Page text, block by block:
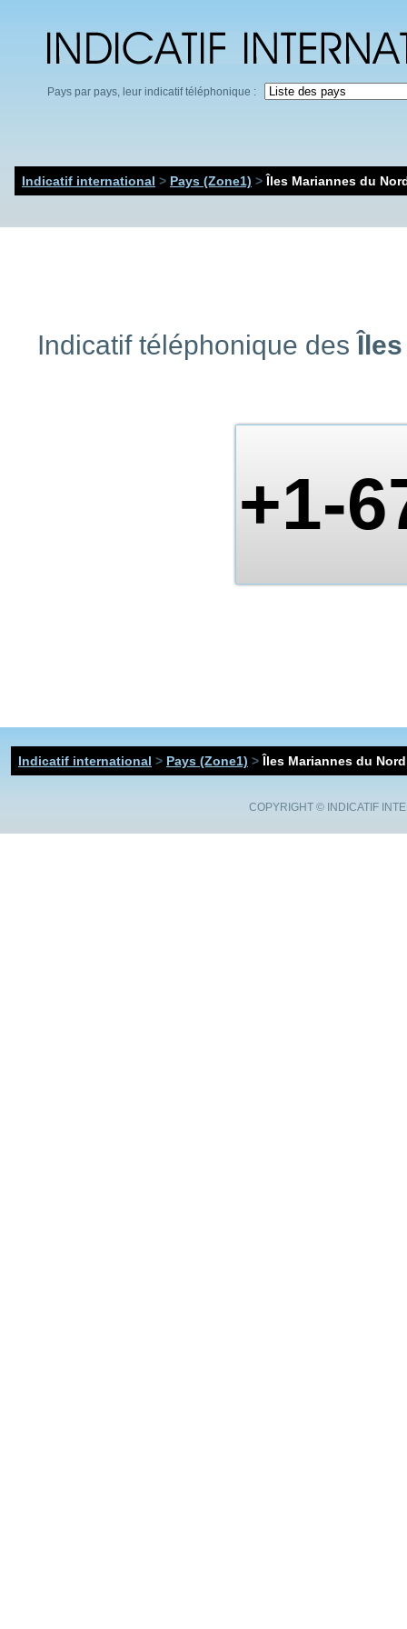
Pays par pays, leur indicatif téléphonique :
Indicatif international > Pays (Zone1) > Îles Mariannes du
Indicatif téléphonique des
+1-
Indicatif international > Pays (Zone1) > Îles Mariannes du Nord
COPYRIGHT © INDICATIF